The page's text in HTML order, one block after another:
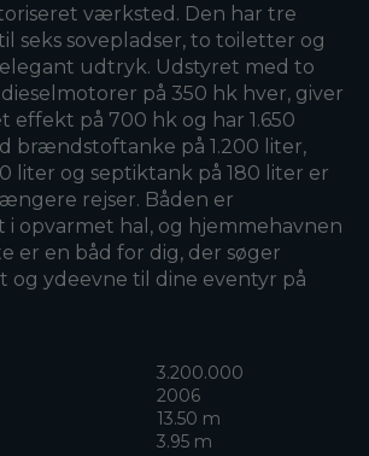
værksted. Den har tre
seks sovepladser, to toiletter og
udtryk. Udstyret med to
på 350 hk hver, giver
effekt på 700 hk og har 1.650
brændstoftanke på 1.200 liter,
liter og septiktank på 180 liter er
rejser. Båden er
opvarmet hal, og hjemmehavnen
er en båd for dig, der søger
og ydeevne til dine eventyr på
3.200.000
2006
13.50 m
3.95 m